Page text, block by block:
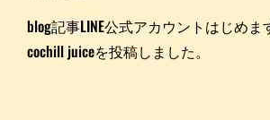
blog記事LINE公式アカウントはじめま
cochill juiceを投稿しました。